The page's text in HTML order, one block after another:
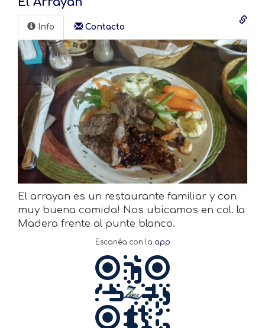
Info Contacto️
El arrayan es un restaurante familiar y con
muy buena comida! Nos ubicamos en col. la
Madera frente al punte blanco.
Escanéa con la app